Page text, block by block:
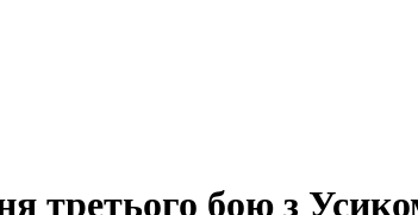
третього бою з